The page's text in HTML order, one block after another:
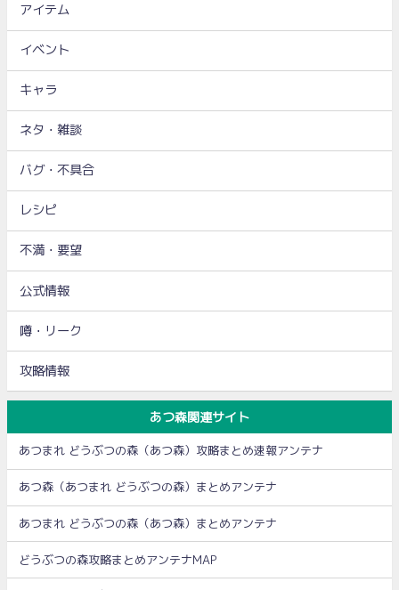
アイテム
イベント
キャラ
ネタ・雑談
バグ・不具合
レシピ
不満・要望
公式情報
噂・リーク
攻略情報
あつ森関連サイト
あつまれ どうぶつの森（あつ森）攻略まとめ速報アンテナ
あつ森（あつまれ どうぶつの森）まとめアンテナ
あつまれ どうぶつの森（あつ森）まとめアンテナ
どうぶつの森攻略まとめアンテナMAP